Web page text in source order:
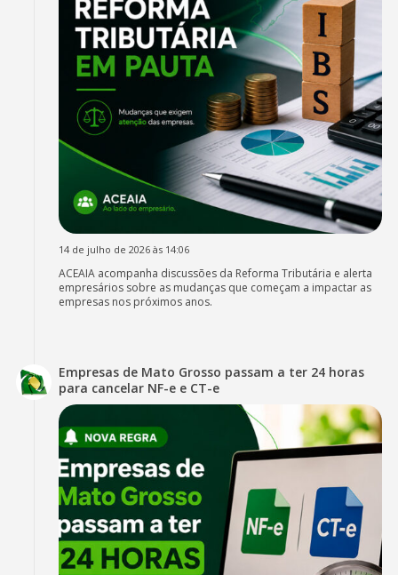
14 de julho de 2026 às 14:06
ACEAIA acompanha discussões da Reforma Tributária e alerta
empresários sobre as mudanças que começam a impactar as
empresas nos próximos anos.
Empresas de Mato Grosso passam a ter 24 horas
para cancelar NF-e e CT-e